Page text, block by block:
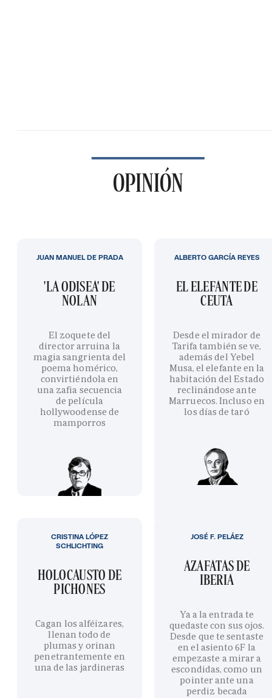
OPINIÓN
'LA ODISEA' DE
NOLAN
El zoquete del
director arruina la
magia sangrienta del
poema homérico,
convirtiéndola en
una zafia secuencia
de película
hollywoodense de
mamporros
JUAN MANUEL DE PRADA
EL ELEFANTE DE
CEUTA
Desde el mirador de
Tarifa también se ve,
además del Yebel
Musa, el elefante en la
habitación del Estado
reclinándose ante
Marruecos. Incluso en
los días de taró
ALBERTO GARCÍA REYES
HOLOCAUSTO DE
PICHONES
Cagan los alféizares,
llenan todo de
plumas y orinan
penetrantemente en
una de las jardineras
CRISTINA LÓPEZ
SCHLICHTING
AZAFATAS DE
IBERIA
Ya a la entrada te
quedaste con sus ojos.
Desde que te sentaste
en el asiento 6F la
empezaste a mirar a
escondidas, como un
pointer ante una
perdiz becada
JOSÉ F. PELÁEZ